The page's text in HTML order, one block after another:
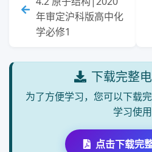
年审定沪科版高中化
学必修1
下载完整
为了方便学习，您可以下载
学习使用
点击下载完